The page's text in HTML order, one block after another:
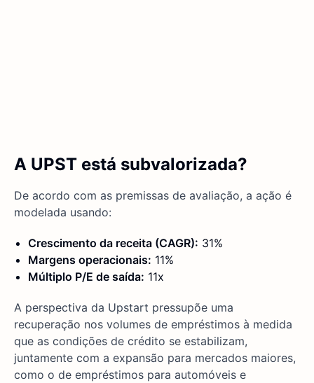
A UPST está subvalorizada?
De acordo com as premissas de avaliação, a ação é
modelada usando:
Crescimento da receita (CAGR): 31%
Margens operacionais: 11%
Múltiplo P/E de saída: 11x
A perspectiva da Upstart pressupõe uma
recuperação nos volumes de empréstimos à medida
que as condições de crédito se estabilizam,
juntamente com a expansão para mercados maiores,
como o de empréstimos para automóveis e